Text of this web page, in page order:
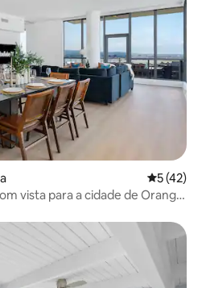
5 de uma
5 (42)
vista para a cidade de Orange